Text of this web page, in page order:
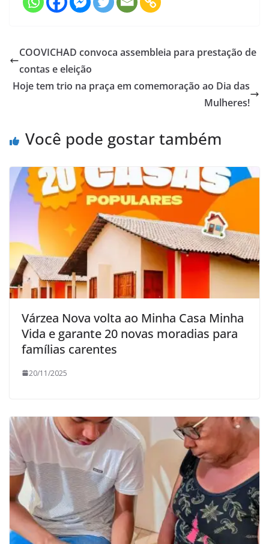
COOVICHAD convoca assembleia para prestação de
contas e eleição
Hoje tem trio na praça em comemoração ao Dia das
Mulheres!
Você pode gostar também
Várzea Nova volta ao Minha Casa Minha
Vida e garante 20 novas moradias para
famílias carentes
20/11/2025